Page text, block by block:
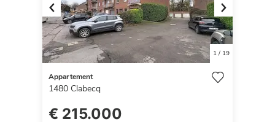
Previous Next
1/ 19
Appartement
1480 Clabecq
€ 215.000